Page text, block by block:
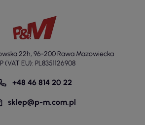
22h, 96-200 Rawa Mazowiecka
(VAT EU): PL8351126908
+48 46 814 20 22
sklep@p-m.com.pl